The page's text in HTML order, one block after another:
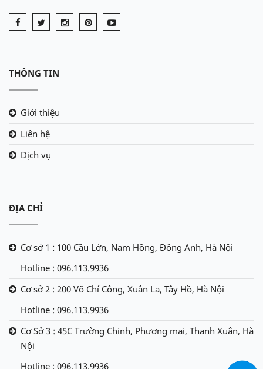
THÔNG TIN
Giới thiệu
Liên hệ
Dịch vụ
ĐỊA CHỈ
Cơ sở 1 : 100 Cầu Lớn, Nam Hồng, Đông Anh, Hà Nội
Hotline : 096.113.9936
Cơ sở 2 : 200 Võ Chí Công, Xuân La, Tây Hồ, Hà Nội
Hotline : 096.113.9936
Cơ Sở 3 : 45C Trường Chinh, Phương mai, Thanh Xuân, Hà
Nội
Hotline : 096.113.9936